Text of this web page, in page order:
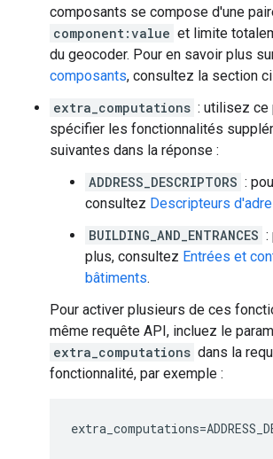
composants se compose d'une
component:value et limite
du geocoder. Pour en savoir plus
composants, consultez la section
extra_computations : utilisez ce
spécifier les fonctionnalités
suivantes dans la réponse :
ADDRESS_DESCRIPTORS :
consultez Descripteurs
BUILDING_AND_ENTRANCES :
plus, consultez Entrées et
bâtiments.
Pour activer plusieurs de ces
même requête API, incluez le
extra_computations dans la
fonctionnalité, par exemple :